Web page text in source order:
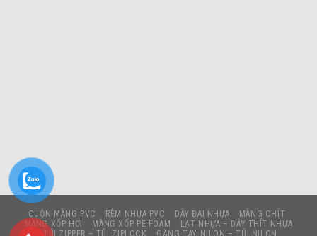
CUỘN MÀNG PVC RÈM NHỰA PVC DÂY ĐAI NHỰA
MÀNG CHÍT
MÀNG XỐP HƠI
MÀNG XỐP PE FOAM
LẠT NHỰA – DÂY THÍT NHỰA
TÚI ZIPPER – TÚI ZIPLOCK
GĂNG TAY NILON – TÚI NILON